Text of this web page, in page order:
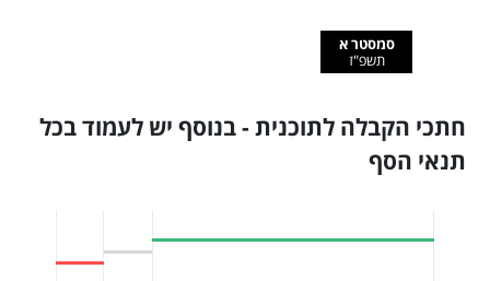
סמסטר א
תשפ"ז
חתכי הקבלה לתוכנית - בנוסף יש לעמוד בכל
תנאי הסף